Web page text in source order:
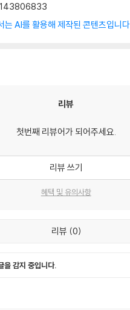
는 AI를 활용해 제작된 콘텐츠입니
리뷰
첫번째 리뷰어가 되어주세요.
리뷰 쓰기
혜택 및 유의사항
리뷰 0
을 감지 중입니다.